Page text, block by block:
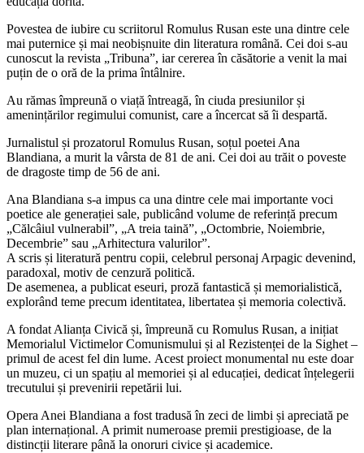
Povestea de iubire cu scriitorul Romulus Rusan este una dintre cele
mai puternice și mai neobișnuite din literatura română. Cei doi s-au
cunoscut la revista „Tribuna”, iar cererea în căsătorie a venit la mai
puțin de o oră de la prima întâlnire.
Au rămas împreună o viață întreagă, în ciuda presiunilor și
amenințărilor regimului comunist, care a încercat să îi despartă.
Jurnalistul și prozatorul Romulus Rusan, soțul poetei Ana
Blandiana, a murit la vârsta de 81 de ani. Cei doi au trăit o poveste
de dragoste timp de 56 de ani.
Ana Blandiana s-a impus ca una dintre cele mai importante voci
poetice ale generației sale, publicând volume de referință precum
„Călcâiul vulnerabil”, „A treia taină”, „Octombrie, Noiembrie,
Decembrie” sau „Arhitectura valurilor”.
A scris și literatură pentru copii, celebrul personaj Arpagic devenind,
paradoxal, motiv de cenzură politică.
De asemenea, a publicat eseuri, proză fantastică și memorialistică,
explorând teme precum identitatea, libertatea și memoria colectivă.
A fondat Alianța Civică și, împreună cu Romulus Rusan, a inițiat
Memorialul Victimelor Comunismului și al Rezistenței de la Sighet –
primul de acest fel din lume. Acest proiect monumental nu este doar
un muzeu, ci un spațiu al memoriei și al educației, dedicat înțelegerii
trecutului și prevenirii repetării lui.
Opera Anei Blandiana a fost tradusă în zeci de limbi și apreciată pe
plan internațional. A primit numeroase premii prestigioase, de la
distincții literare până la onoruri civice și academice.